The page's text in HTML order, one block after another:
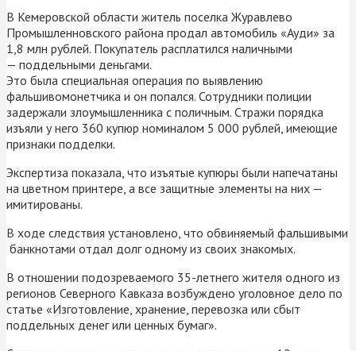
В Кемеровской области житель поселка Журавлево
Промышленновского района продал автомобиль «Ауди» за
1,8 млн рублей. Покупатель расплатился наличными
— поддельными деньгами.
Это была специальная операция по выявлению
фальшивомонетчика и он попался. Сотрудники полиции
задержали злоумышленника с поличным. Стражи порядка
изъяли у него 360 купюр номиналом 5 000 рублей, имеющие
признаки подделки.
Экспертиза показала, что изъятые купюры были напечатаны
на цветном принтере, а все защитные элементы на них —
имитированы.
В ходе следствия установлено, что обвиняемый фальшивыми
банкнотами отдал долг одному из своих знакомых.
В отношении подозреваемого 35-летнего жителя одного из
регионов Северного Кавказа возбуждено уголовное дело по
статье «Изготовление, хранение, перевозка или сбыт
поддельных денег или ценных бумаг».